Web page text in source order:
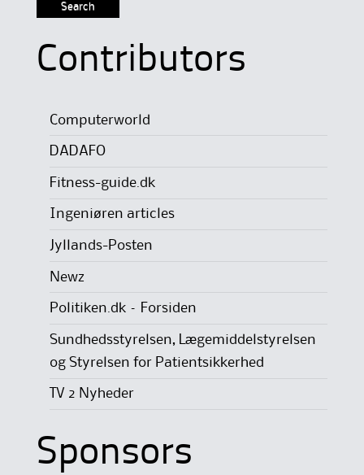
Contributors
Computerworld
DADAFO
Fitness-guide.dk
Ingeniøren articles
Jyllands-Posten
Newz
Politiken.dk – Forsiden
Sundhedsstyrelsen, Lægemiddelstyrelsen
og Styrelsen for Patientsikkerhed
TV 2 Nyheder
Sponsors